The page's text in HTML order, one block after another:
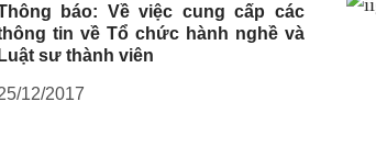
báo: Về việc cung cấp các
tin về Tổ chức hành nghề và
Luật sư thành viên
12/2017